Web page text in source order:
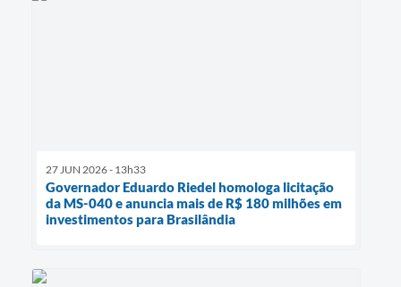
27 JUN 2026 - 13h33
Governador Eduardo Riedel homologa licitação
da MS-040 e anuncia mais de R$ 180 milhões em
investimentos para Brasilândia